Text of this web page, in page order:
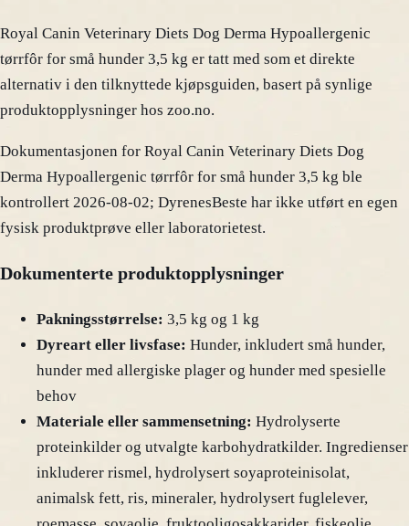
Royal Canin Veterinary Diets Dog Derma Hypoallergenic
tørrfôr for små hunder 3,5 kg er tatt med som et direkte
alternativ i den tilknyttede kjøpsguiden, basert på synlige
produktopplysninger hos zoo.no.
Dokumentasjonen for Royal Canin Veterinary Diets Dog
Derma Hypoallergenic tørrfôr for små hunder 3,5 kg ble
kontrollert 2026-08-02; DyrenesBeste har ikke utført en egen
fysisk produktprøve eller laboratorietest.
Dokumenterte produktopplysninger
Pakningsstørrelse: 3,5 kg og 1 kg
Dyreart eller livsfase: Hunder, inkludert små hunder,
hunder med allergiske plager og hunder med spesielle
behov
Materiale eller sammensetning: Hydrolyserte
proteinkilder og utvalgte karbohydratkilder. Ingredienser
inkluderer rismel, hydrolysert soyaproteinisolat,
animalsk fett, ris, mineraler, hydrolysert fuglelever,